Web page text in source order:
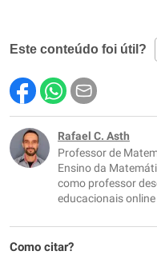
Este conteúdo foi útil?
Este conteúdo contém
Este conteúdo não
Outro
Rafael C. Asth
Professor de
Ensino da
como professor
educacionais
Como citar?